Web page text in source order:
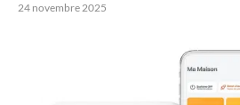
24 novembre 2025